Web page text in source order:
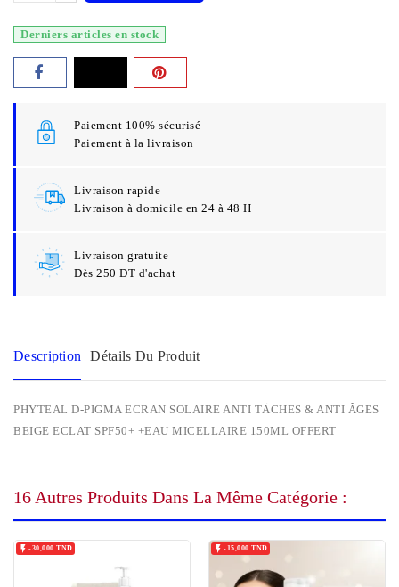
Derniers articles en stock
Paiement 100% sécurisé
Paiement à la livraison
Livraison rapide
Livraison à domicile en 24 à 48 H
Livraison gratuite
Dès 250 DT d'achat
Description Détails Du Produit
PHYTEAL D-PIGMA ECRAN SOLAIRE ANTI TÄCHES & ANTI ÂGES
BEIGE ECLAT SPF50+ +EAU MICELLAIRE 150ML OFFERT
16 Autres Produits Dans La Même Catégorie :
-30,000 TND -15,000 TND